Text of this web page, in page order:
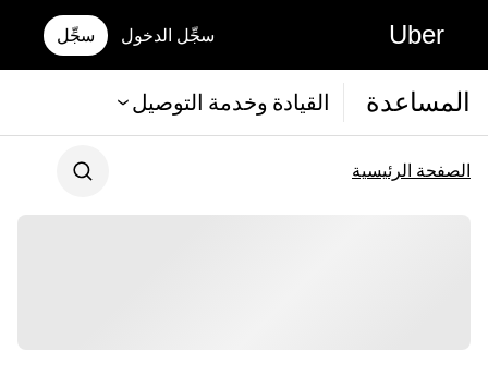
Uber سجِّل الدخول سجِّل
المساعدة القيادة وخدمة التوصيل
الصفحة الرئيسية